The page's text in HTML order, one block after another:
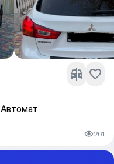
Автомат
261